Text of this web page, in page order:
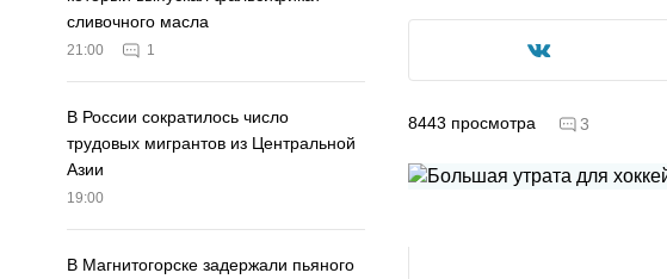
сливочного масла
21:00 1
В России сократилось число
трудовых мигрантов из Центральной
Азии
19:00
В Магнитогорске задержали пьяного
8443 просмотра 3